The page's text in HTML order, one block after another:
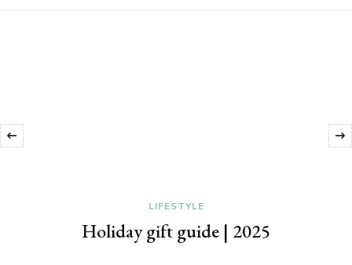
Favoriti iz Mango jesen-
kolekcije